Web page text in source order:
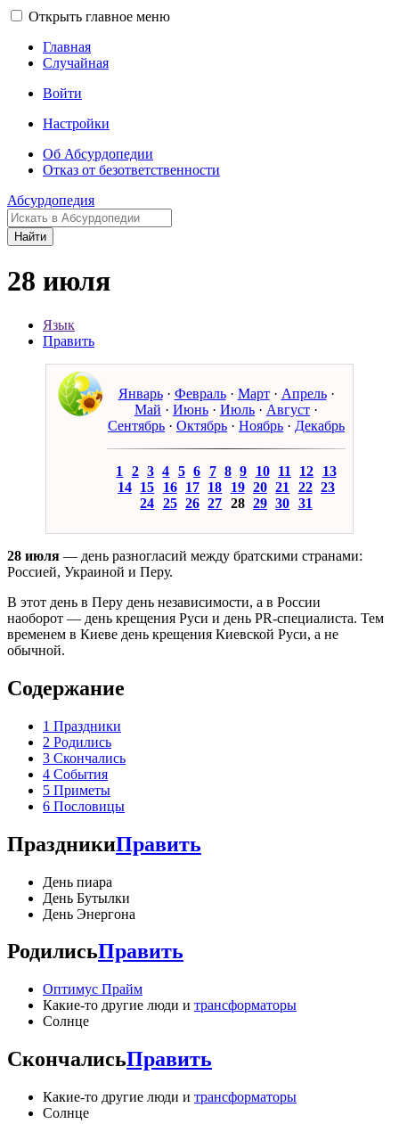
Открыть главное меню
Главная
Случайная
Войти
Настройки
Об Абсурдопедии
Отказ от безответственности
Абсурдопедия
Найти
28 июля
Язык
Править
Январь· Февраль· Март· Апрель·
Май · Июнь · Июль · Август ·
Сентябрь · Октябрь · Ноябрь · Декабрь
1 2 3 4 5 6 7 8 9 10 11 12
13
14 15 16 17 18 19 20 21 22 23
24 25 26 27 28 29 30 31
28 июля — день разногласий между братскими странами:
Россией, Украиной и Перу.
В этот день в Перу день независимости, а в России
наоборот — день крещения Руси и день PR-специалиста. Тем
временем в Киеве день крещения Киевской Руси, а не
обычной.
Содержание
1 Праздники
2 Родились
3 Скончались
4 События
5 Приметы
6 Пословицы
ПраздникиПравить
День пиара
День Бутылки
День Энергона
РодилисьПравить
Оптимус Прайм
Какие-то другие люди и трансформаторы
Солнце
СкончалисьПравить
Какие-то другие люди и трансформаторы
Солнце